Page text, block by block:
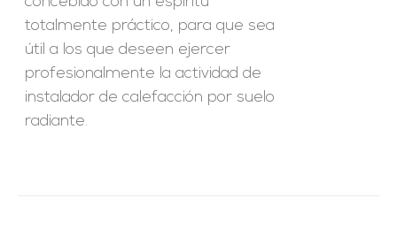
totalmente práctico, para que sea
útil a los que deseen ejercer
profesionalmente la actividad de
instalador de calefacción por suelo
radiante.